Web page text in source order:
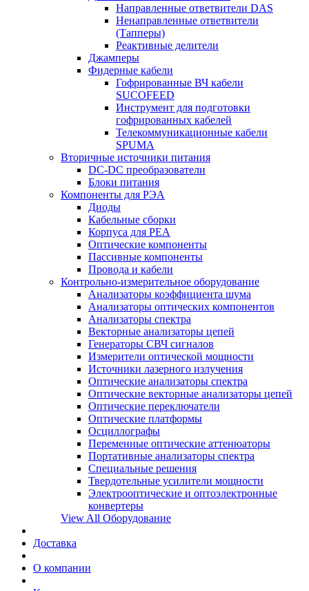
Направленные ответвители DAS
Ненаправленные ответвители
(Тапперы)
Реактивные делители
Джамперы
Фидерные кабели
Гофрированные ВЧ кабели
SUCOFEED
Инструмент для подготовки
гофрированных кабелей
Телекоммуникационные кабели
SPUMA
Вторичные источники питания
DC-DC преобразователи
Блоки питания
Компоненты для РЭА
Диоды
Кабельные сборки
Корпуса для РЕА
Оптические компоненты
Пассивные компоненты
Провода и кабели
Контрольно-измерительное оборудование
Анализаторы коэффициента шума
Анализаторы оптических компонентов
Анализаторы спектра
Векторные анализаторы цепей
Генераторы СВЧ сигналов
Измерители оптической мощности
Источники лазерного излучения
Оптические анализаторы спектра
Оптические векторные анализаторы цепей
Оптические переключатели
Оптические платформы
Осциллографы
Переменные оптические аттенюаторы
Портативные анализаторы спектра
Специальные решения
Твердотельные усилители мощности
Электрооптические и оптоэлектронные
конвертеры
View All Оборудование
Доставка
О компании